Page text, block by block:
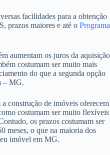
facilidades para a obtenção
prazos maiores e até o Programa
aumentam os juros da aquisição
costumam ser muito mais
do que a segunda opção
– MG.
construção de imóveis oferecem
costumam ser muito flexíveis
os prazos costumam ser
meses, o que na maioria dos
imóvel em MG.